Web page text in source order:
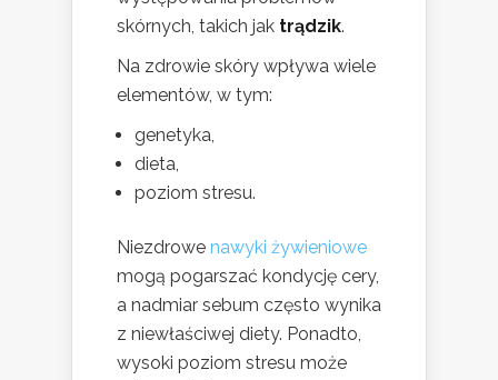
skórnych, takich jak trądzik.
Na zdrowie skóry wpływa wiele
elementów, w tym:
genetyka,
dieta,
poziom stresu.
Niezdrowe nawyki żywieniowe
mogą pogarszać kondycję cery,
a nadmiar sebum często wynika
z niewłaściwej diety. Ponadto,
wysoki poziom stresu może